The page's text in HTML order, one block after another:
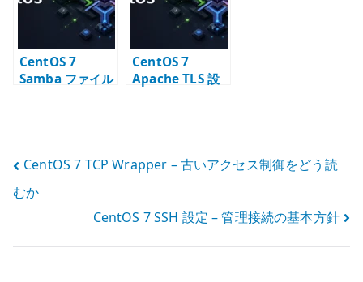
CentOS 7
Samba ファイル
と共有設定
CentOS 7
Apache TLS 設
HTTPS 化する
投
稿
CentOS 7 TCP Wrapper – 古いアクセス制御をどう読
むか
CentOS 7 SSH 設定 – 管理接続の基本方針